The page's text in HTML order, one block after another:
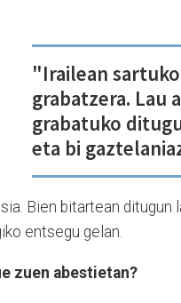
"Irailean
grabatzera. Lau
grabatuko
eta bi
Bien bitartean ditugun
entsegu gelan.
zuen abestietan?